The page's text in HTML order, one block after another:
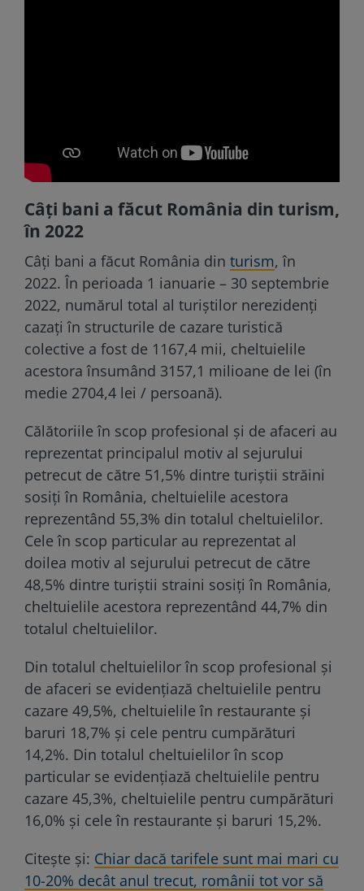
Câți bani a făcut România din turism,
în 2022
Câți bani a făcut România din turism, în
2022. În perioada 1 ianuarie – 30 septembrie
2022, numărul total al turiștilor nerezidenţi
cazaţi în structurile de cazare turistică
colective a fost de 1167,4 mii, cheltuielile
acestora însumând 3157,1 milioane de lei (în
medie 2704,4 lei / persoană).
Călătoriile în scop profesional și de afaceri au
reprezentat principalul motiv al sejurului
petrecut de către 51,5% dintre turiștii străini
sosiți în România, cheltuielile acestora
reprezentând 55,3% din totalul cheltuielilor.
Cele în scop particular au reprezentat al
doilea motiv al sejurului petrecut de către
48,5% dintre turiştii straini sosiți în România,
cheltuielile acestora reprezentând 44,7% din
totalul cheltuielilor.
Din totalul cheltuielilor în scop profesional și
de afaceri se evidențiază cheltuielile pentru
cazare 49,5%, cheltuielile în restaurante şi
baruri 18,7% și cele pentru cumpărături
14,2%. Din totalul cheltuielilor în scop
particular se evidențiază cheltuielile pentru
cazare 45,3%, cheltuielile pentru cumpărături
16,0% și cele în restaurante și baruri 15,2%.
Citește și: Chiar dacă tarifele sunt mai mari cu
10-20% decât anul trecut, românii tot vor să